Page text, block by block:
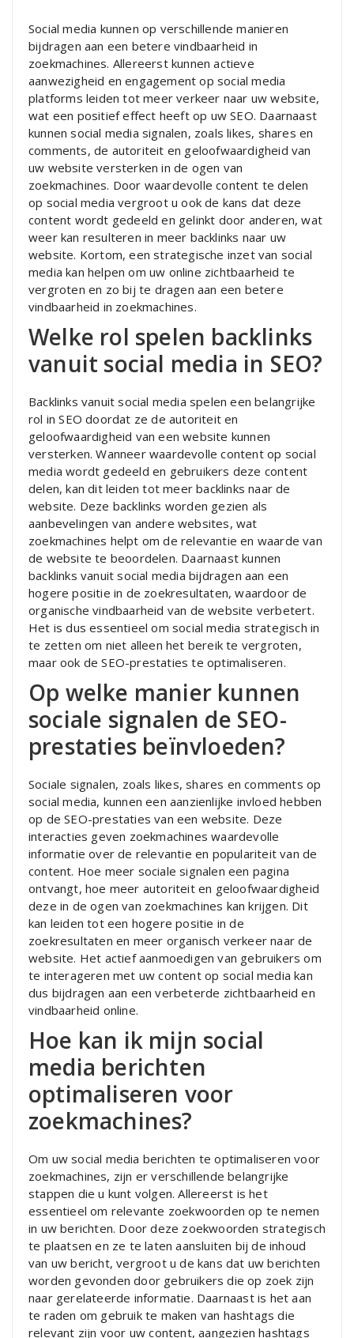
Social media kunnen op verschillende manieren
bijdragen aan een betere vindbaarheid in
zoekmachines. Allereerst kunnen actieve
aanwezigheid en engagement op social media
platforms leiden tot meer verkeer naar uw website,
wat een positief effect heeft op uw SEO. Daarnaast
kunnen social media signalen, zoals likes, shares en
comments, de autoriteit en geloofwaardigheid van
uw website versterken in de ogen van
zoekmachines. Door waardevolle content te delen
op social media vergroot u ook de kans dat deze
content wordt gedeeld en gelinkt door anderen, wat
weer kan resulteren in meer backlinks naar uw
website. Kortom, een strategische inzet van social
media kan helpen om uw online zichtbaarheid te
vergroten en zo bij te dragen aan een betere
vindbaarheid in zoekmachines.
Welke rol spelen backlinks
vanuit social media in SEO?
Backlinks vanuit social media spelen een belangrijke
rol in SEO doordat ze de autoriteit en
geloofwaardigheid van een website kunnen
versterken. Wanneer waardevolle content op social
media wordt gedeeld en gebruikers deze content
delen, kan dit leiden tot meer backlinks naar de
website. Deze backlinks worden gezien als
aanbevelingen van andere websites, wat
zoekmachines helpt om de relevantie en waarde van
de website te beoordelen. Daarnaast kunnen
backlinks vanuit social media bijdragen aan een
hogere positie in de zoekresultaten, waardoor de
organische vindbaarheid van de website verbetert.
Het is dus essentieel om social media strategisch in
te zetten om niet alleen het bereik te vergroten,
maar ook de SEO-prestaties te optimaliseren.
Op welke manier kunnen
sociale signalen de SEO-
prestaties beïnvloeden?
Sociale signalen, zoals likes, shares en comments op
social media, kunnen een aanzienlijke invloed hebben
op de SEO-prestaties van een website. Deze
interacties geven zoekmachines waardevolle
informatie over de relevantie en populariteit van de
content. Hoe meer sociale signalen een pagina
ontvangt, hoe meer autoriteit en geloofwaardigheid
deze in de ogen van zoekmachines kan krijgen. Dit
kan leiden tot een hogere positie in de
zoekresultaten en meer organisch verkeer naar de
website. Het actief aanmoedigen van gebruikers om
te interageren met uw content op social media kan
dus bijdragen aan een verbeterde zichtbaarheid en
vindbaarheid online.
Hoe kan ik mijn social
media berichten
optimaliseren voor
zoekmachines?
Om uw social media berichten te optimaliseren voor
zoekmachines, zijn er verschillende belangrijke
stappen die u kunt volgen. Allereerst is het
essentieel om relevante zoekwoorden op te nemen
in uw berichten. Door deze zoekwoorden strategisch
te plaatsen en ze te laten aansluiten bij de inhoud
van uw bericht, vergroot u de kans dat uw berichten
worden gevonden door gebruikers die op zoek zijn
naar gerelateerde informatie. Daarnaast is het aan
te raden om gebruik te maken van hashtags die
relevant zijn voor uw content, aangezien hashtags